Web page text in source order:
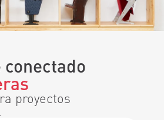
proyectos